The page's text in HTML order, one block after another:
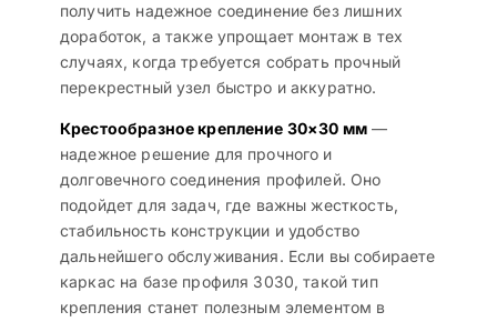
получить надежное соединение без лишних
доработок, а также упрощает монтаж в тех
случаях, когда требуется собрать прочный
перекрестный узел быстро и аккуратно.
Крестообразное крепление 30×30 мм—
надежное решение для прочного и
долговечного соединения профилей. Оно
подойдет для задач, где важны жесткость,
стабильность конструкции и удобство
дальнейшего обслуживания. Если вы собираете
каркас на базе профиля 3030, такой тип
крепления станет полезным элементом в